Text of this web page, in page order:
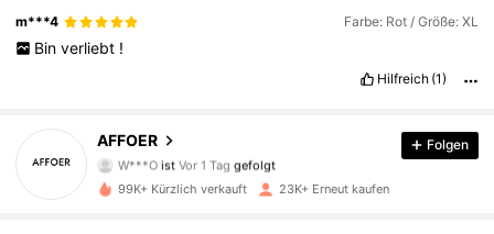
m***4 Farbe: Rot / Größe: XL
Bin verliebt !
Hilfreich (1)
AFFOER
W***O ist
c***aist am Durchsuchen
4,67
4.7K Follower
Folgen
99K+ Kürzlich verkauft 23K+ Erneut kaufen